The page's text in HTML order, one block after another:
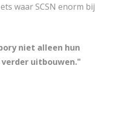
waar SCSN enorm bij
niet alleen hun
uitbouwen."